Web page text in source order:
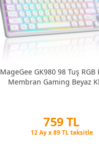
MageGee GK980 98 Tuş RGB
Membran Gaming Beyaz
759 TL
Peşin Fiyatına 3 Taksit